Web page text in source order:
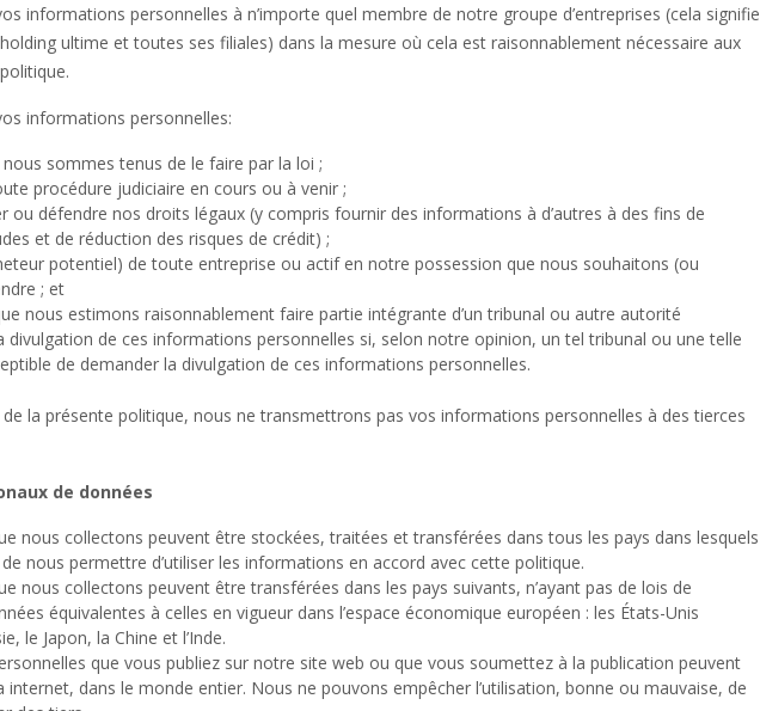
informations personnelles à n’importe quel membre de notre groupe d’entreprises (cela signifie
ultime et toutes ses filiales) dans la mesure où cela est raisonnablement nécessaire aux
informations personnelles:
sommes tenus de le faire par la loi ;
procédure judiciaire en cours ou à venir ;
ou défendre nos droits légaux (y compris fournir des informations à d’autres à des fins de
et de réduction des risques de crédit) ;
potentiel) de toute entreprise ou actif en notre possession que nous souhaitons (ou
; et
nous estimons raisonnablement faire partie intégrante d’un tribunal ou autre autorité
divulgation de ces informations personnelles si, selon notre opinion, un tel tribunal ou une telle
de demander la divulgation de ces informations personnelles.
la présente politique, nous ne transmettrons pas vos informations personnelles à des tierces
de données
nous collectons peuvent être stockées, traitées et transférées dans tous les pays dans lesquels
nous permettre d’utiliser les informations en accord avec cette politique.
nous collectons peuvent être transférées dans les pays suivants, n’ayant pas de lois de
équivalentes à celles en vigueur dans l’espace économique européen : les États-Unis
le Japon, la Chine et l’Inde.
que vous publiez sur notre site web ou que vous soumettez à la publication peuvent
internet, dans le monde entier. Nous ne pouvons empêcher l’utilisation, bonne ou mauvaise, de